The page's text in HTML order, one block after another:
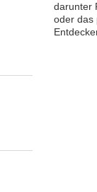
darunter
oder das